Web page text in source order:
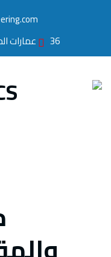
36 عمارات المهندسين, مدينة نصر , القاهرة